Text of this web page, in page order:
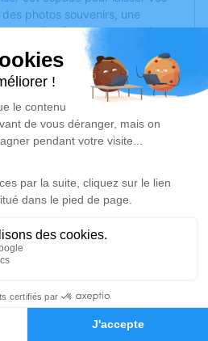
Hommages
photos souvenirs, une
pensées à travers des poèmes
est un lieu d'expression dédié à
SEGRETAIN.
d’arbre hommage estdisponible
à 14h30
Juigné